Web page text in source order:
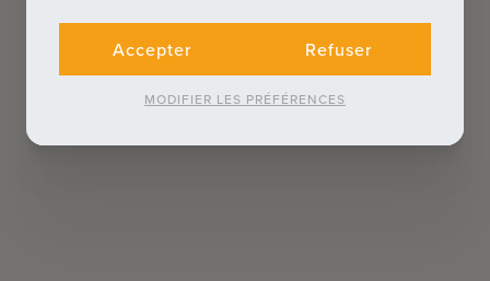
Accepter Refuser
MODIFIER LES PRÉFÉRENCES